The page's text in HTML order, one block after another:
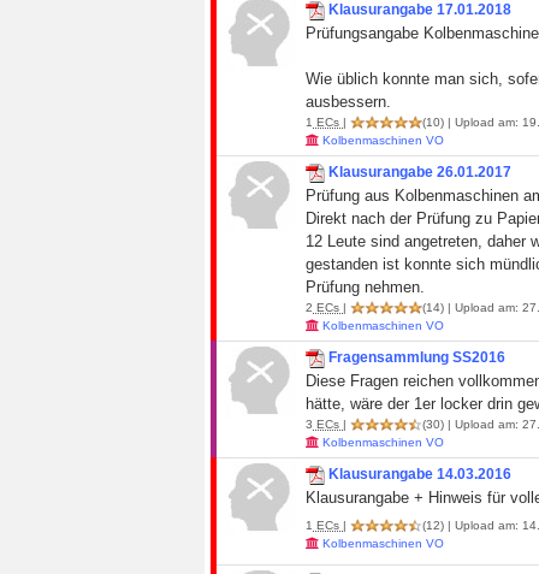
Klausurangabe 17.01.2018
Prüfungsangabe
Wie üblich konnte man sich,
ausbessern.
1 ECs | (10) | Upload am:
Kolbenmaschinen VO
Klausurangabe 26.01.2017
Prüfung aus Kolbenmaschinen
Direkt nach der Prüfung zu
12 Leute sind angetreten, daher
gestanden ist konnte sich
Prüfung nehmen.
2 ECs | (14) | Upload am:
Kolbenmaschinen VO
Fragensammlung SS2016
Diese Fragen reichen
hätte, wäre der 1er locker drin
3 ECs | (30) | Upload am:
Kolbenmaschinen VO
Klausurangabe 14.03.2016
Klausurangabe + Hinweis für
1 ECs | (12) | Upload am:
Kolbenmaschinen VO